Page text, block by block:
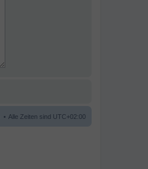
Alle Zeiten sind UTC+02:00